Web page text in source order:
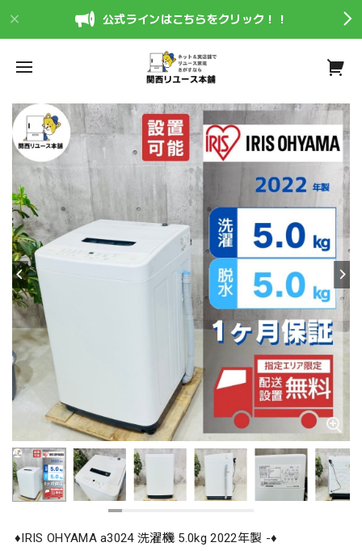
公式ラインはこちらをクリック！！
♦️IRIS OHYAMA a3024 洗濯機 5.0kg 2022年製 -♦️